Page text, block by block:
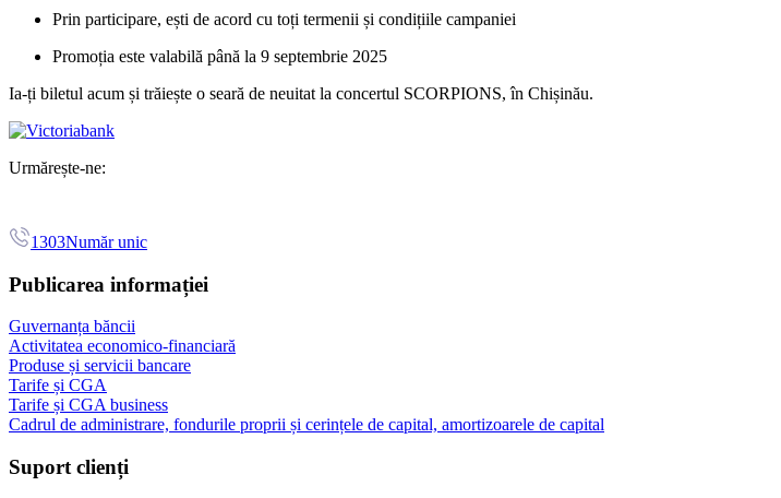
Prin participare, ești de acord cu toți termenii și condițiile campaniei
Promoția este valabilă până la 9 septembrie 2025
Ia-ți biletul acum și trăiește o seară de neuitat la concertul SCORPIONS, în Chișinău.
Urmărește-ne:
1303Număr unic
Publicarea informației
Guvernanța băncii
Activitatea economico-financiară
Produse și servicii bancare
Tarife și CGA
Tarife și CGA business
Cadrul de administrare, fondurile proprii și cerințele de capital, amortizoarele de capital
Suport clienți